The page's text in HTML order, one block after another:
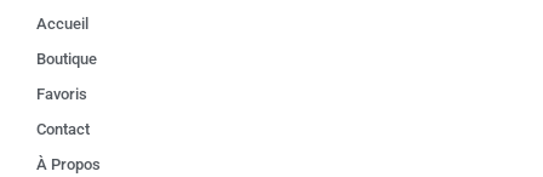
Accueil
Boutique
Favoris
Contact
À Propos